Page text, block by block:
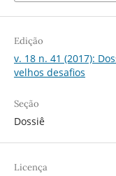
Edição
v. 18 n. 41 (2017):
velhos desafios
Seção
Dossiê
Licença